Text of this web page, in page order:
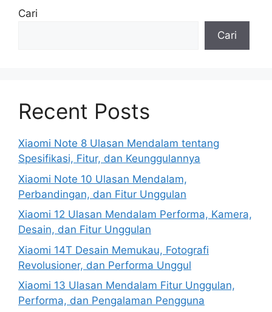
Cari
Cari
Recent Posts
Xiaomi Note 8 Ulasan Mendalam tentang
Spesifikasi, Fitur, dan Keunggulannya
Xiaomi Note 10 Ulasan Mendalam,
Perbandingan, dan Fitur Unggulan
Xiaomi 12 Ulasan Mendalam Performa, Kamera,
Desain, dan Fitur Unggulan
Xiaomi 14T Desain Memukau, Fotografi
Revolusioner, dan Performa Unggul
Xiaomi 13 Ulasan Mendalam Fitur Unggulan,
Performa, dan Pengalaman Pengguna